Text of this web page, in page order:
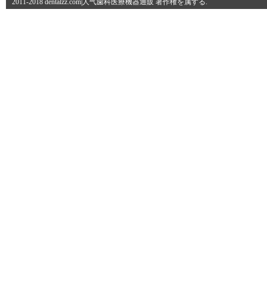
2011-2018 dentalzz.com|人气歯科医療機器通販 著作権を属する.